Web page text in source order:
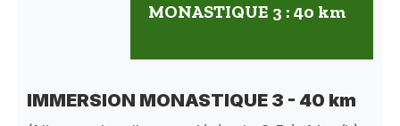
MONASTIQUE 3 : 40 km
IMMERSION MONASTIQUE 3 - 40 km